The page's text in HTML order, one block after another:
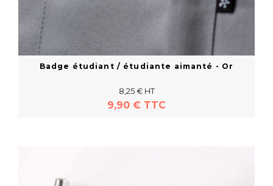
Badge étudiant / étudiante aimanté - Or
8,25 € HT
9,90 € TTC